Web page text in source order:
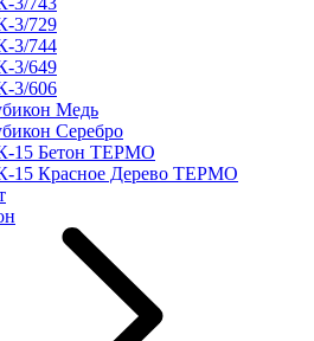
3/729
3/744
3/649
3/606
Медь
Серебро
15 Бетон ТЕРМО
15 Красное Дерево ТЕРМО